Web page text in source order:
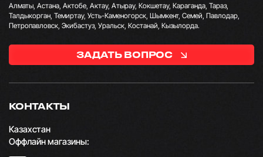
КОНТАКТЫ
Казахстан
Оффлайн магазины:
Алматы, Астана, Актобе, Актау, Атырау, Кокшетау, Караганда, Тараз,
Талдыкорган, Темиртау, Усть-Каменогорск, Шымкент, Семей, Павлодар,
Петропавловск, Экибастуз, Уральск, Костанай, Кызылорда.
ЗАДАТЬ ВОПРОС